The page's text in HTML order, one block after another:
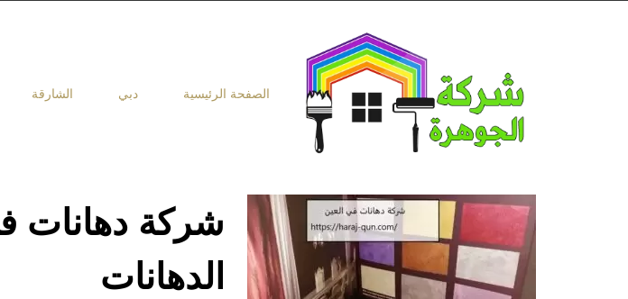
الصفحة الرئيسية دبي الشارقة
الدهانات